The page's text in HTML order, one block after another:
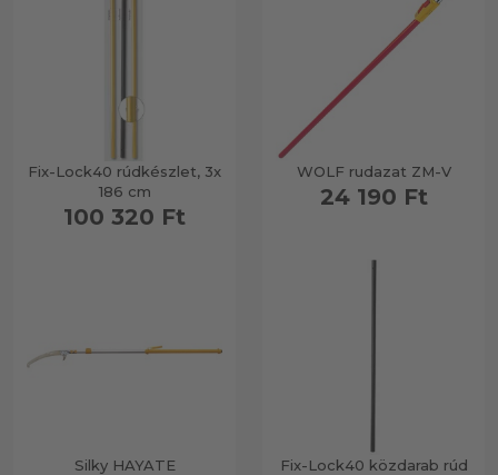
Fix-Lock40 rúdkészlet, 3x
186 cm
100 320 Ft
WOLF rudazat ZM-V
24 190 Ft
Silky HAYATE
Fix-Lock40 közdarab rúd